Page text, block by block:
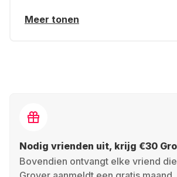
Meer tonen
Nodig vrienden uit, krijg €30
Bovendien ontvangt elke vriend